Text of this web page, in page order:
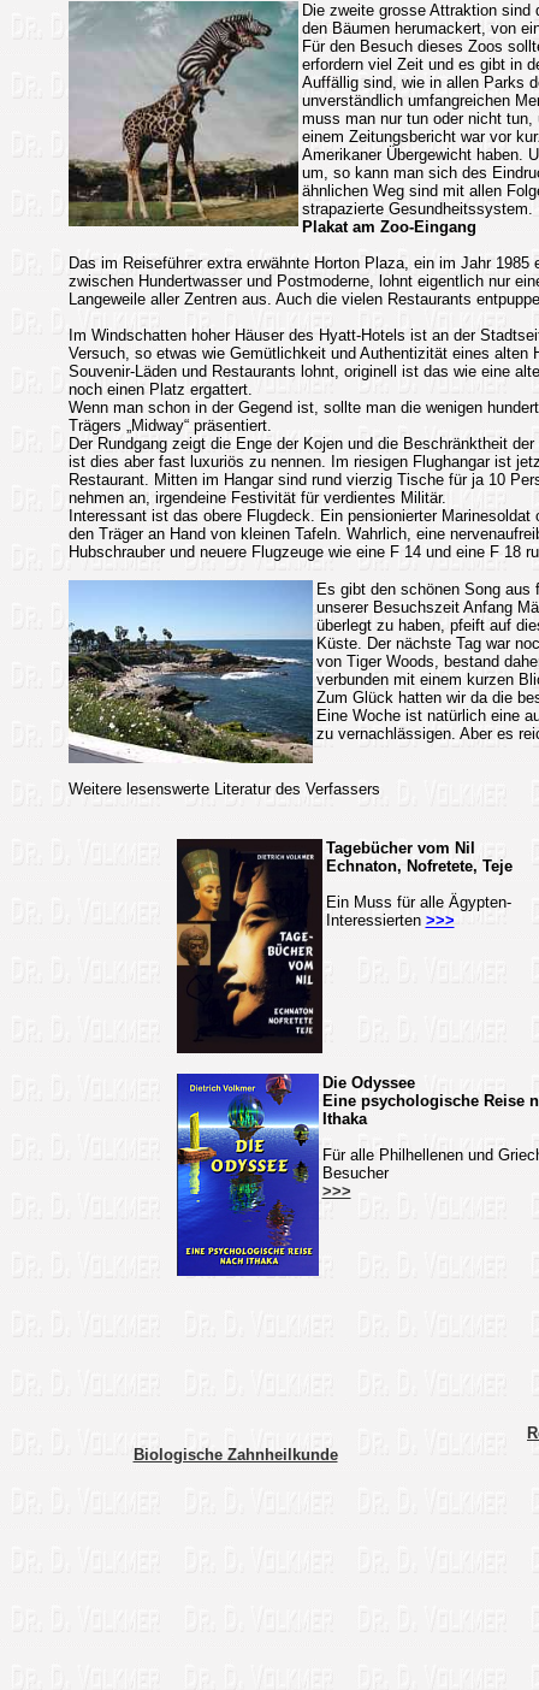
Die zweite grosse Attraktion
den Bäumen herumackert, von
Für den Besuch dieses Zoos
erfordern viel Zeit und es gibt in
Auffällig sind, wie in allen Parks
unverständlich umfangreichen
muss man nur tun oder nicht
einem Zeitungsbericht war vor
Amerikaner Übergewicht haben.
um, so kann man sich des
ähnlichen Weg sind mit allen
strapazierte Gesundheitssystem.
Plakat am Zoo-Eingang
Das im Reiseführer extra erwähnte Horton Plaza, ein im Jahr
zwischen Hundertwasser und Postmoderne, lohnt eigentlich nur
Langeweile aller Zentren aus. Auch die vielen Restaurants
Im Windschatten hoher Häuser des Hyatt-Hotels ist an der
Versuch, so etwas wie Gemütlichkeit und Authentizität eines
Souvenir-Läden und Restaurants lohnt, originell ist das wie eine
noch einen Platz ergattert.
Wenn man schon in der Gegend ist, sollte man die wenigen
Trägers „Midway“ präsentiert.
Der Rundgang zeigt die Enge der Kojen und die Beschränktheit
ist dies aber fast luxuriös zu nennen. Im riesigen Flughangar ist
Restaurant. Mitten im Hangar sind rund vierzig Tische für ja 10
nehmen an, irgendeine Festivität für verdientes Militär.
Interessant ist das obere Flugdeck. Ein pensionierter
den Träger an Hand von kleinen Tafeln. Wahrlich, eine
Hubschrauber und neuere Flugzeuge wie eine F 14 und eine F 18
Es gibt den schönen Song aus
unserer Besuchszeit Anfang
überlegt zu haben, pfeift auf
Küste. Der nächste Tag war
von Tiger Woods, bestand
verbunden mit einem kurzen
Zum Glück hatten wir da die
Eine Woche ist natürlich eine
zu vernachlässigen. Aber es
Weitere lesenswerte Literatur des Verfassers
Tagebücher vom Nil
Echnaton, Nofretete, Teje
Ein Muss für alle Ägypten-
Interessierten >>>
Die Odyssee
Eine psychologische Reise
Ithaka
Für alle Philhellenen und
Besucher
>>>
Biologische Zahnheilkunde